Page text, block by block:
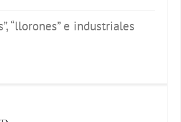
“llorones” e industriales